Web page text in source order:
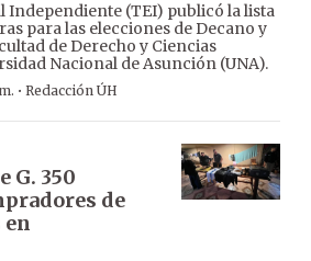
Independiente (TEI) publicó la lista
para las elecciones de Decano y
de Derecho y Ciencias
Nacional de Asunción (UNA).
· Redacción ÚH
G. 350
de
en